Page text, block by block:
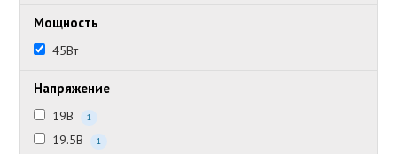
Мощность
45Вт
Напряжение
19В 1
19.5В 1